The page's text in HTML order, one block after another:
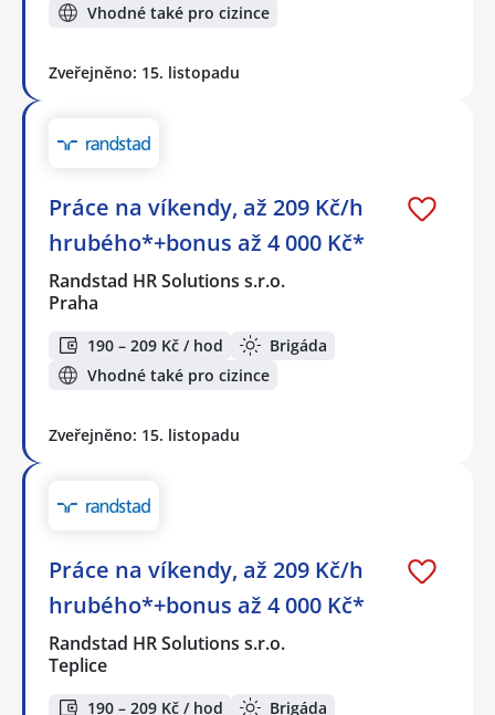
Vhodné také pro cizince
Zveřejněno: 15. listopadu
Práce na víkendy, až 209 Kč/h
hrubého*+bonus až 4 000 Kč*
Randstad HR Solutions s.r.o.
Praha
190 – 209 Kč / hod
Brigáda
Vhodné také pro cizince
Zveřejněno: 15. listopadu
Práce na víkendy, až 209 Kč/h
hrubého*+bonus až 4 000 Kč*
Randstad HR Solutions s.r.o.
Teplice
190 – 209 Kč / hod
Brigáda